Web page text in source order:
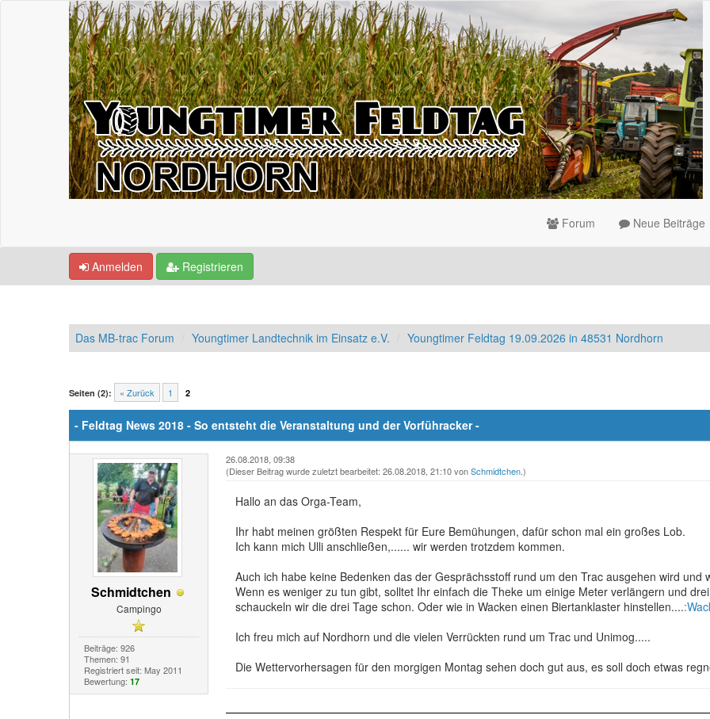
Forum Neue Beiträge
Anmelden Registrieren
Das MB-trac Forum Youngtimer Landtechnik im Einsatz e.V. Youngtimer Feldtag 19.09.2026 in 48531 Nordhorn
Seiten (2): « Zurück 1 2
- Feldtag News 2018 - So entsteht die Veranstaltung und der Vorführacker -
Schmidtchen
Campingo
Beiträge: 926
Themen: 91
Registriert seit: May 2011
Bewertung: 17
26.08.2018, 09:38
(Dieser Beitrag wurde zuletzt bearbeitet: 26.08.2018, 21:10 vonSchmidtchen.)
Hallo an das Orga-Team,
Ihr habt meinen größten Respekt für Eure Bemühungen, dafür schon mal ein großes Lob.
Ich kann mich Ulli anschließen,...... wir werden trotzdem kommen.
Auch ich habe keine Bedenken das der Gesprächsstoff rund um den Trac ausgehen wird und
Wenn es weniger zu tun gibt, solltet Ihr einfach die Theke um einige Meter verlängern und
schauckeln wir die drei Tage schon. Oder wie in Wacken einen Biertanklaster hinstellen....
Ich freu mich auf Nordhorn und die vielen Verrückten rund um Trac und Unimog.....
Die Wettervorhersagen für den morgigen Montag sehen doch gut aus, es soll doch etwas